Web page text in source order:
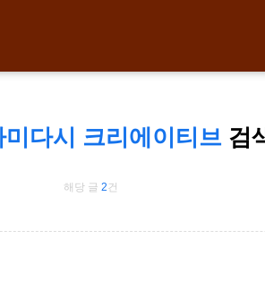
다시 크리에이티브 검
해당 글 2건